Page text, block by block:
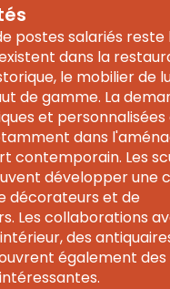
postes salariés reste
dans la
le mobilier de
de gamme. La
et personnalisées
dans
contemporain. Les
développer une
décorateurs et de
Les collaborations
des
également des